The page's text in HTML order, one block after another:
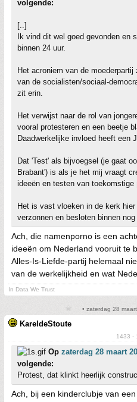
volgende:
[..]
Ik vind dit wel goed gevonden en
binnen 24 uur.
Het acroniem van de
van de socialisten/sociaal-
zit erin.
Het verwijst naar de rol van
vooral protesteren en een beetje
Daadwerkelijke invloed heeft een
Dat 'Test' als bijvoegsel (je gaat
Brabant') is als je het mij vraagt
ideeën en testen van toekomstige
Het is vast vloeken in de kerk
verzonnen en besloten binnen nog
Ach, die namenporno is een
ideeën om Nederland vooruit te
Alles-Is-Liefde-partij helemaal
van de werkelijkheid en wat
In Data We Trust
• zaterdag 28
KareldeStoute
1433 -
Op zaterdag 28 maart
volgende:
Protest, dat klinkt heerlijk
Ach, bij een kinderclubje van